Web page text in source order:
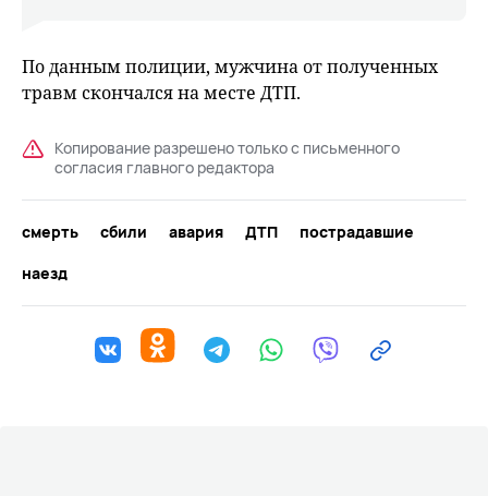
По данным полиции, мужчина от полученных
травм скончался на месте ДТП.
Копирование разрешено только с письменного
согласия главного редактора
смерть сбили авария ДТП
пострадавшие
наезд